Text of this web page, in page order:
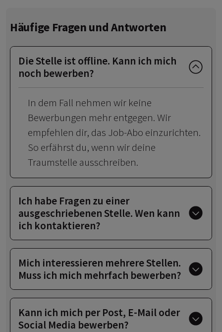
Häufige Fragen und Antworten
Die Stelle ist offline. Kann ich mich
noch bewerben?
In dem Fall nehmen wir keine
Bewerbungen mehr entgegen. Wir
empfehlen dir, das Job-Abo einzurichten.
So erfährst du, wenn wir deine
Traumstelle ausschreiben.
Ich habe Fragen zu einer
ausgeschriebenen Stelle. Wen kann
ich kontaktieren?
Mich interessieren mehrere Stellen.
Muss ich mich mehrfach bewerben?
Kann ich mich per Post, E-Mail oder
Social Media bewerben?